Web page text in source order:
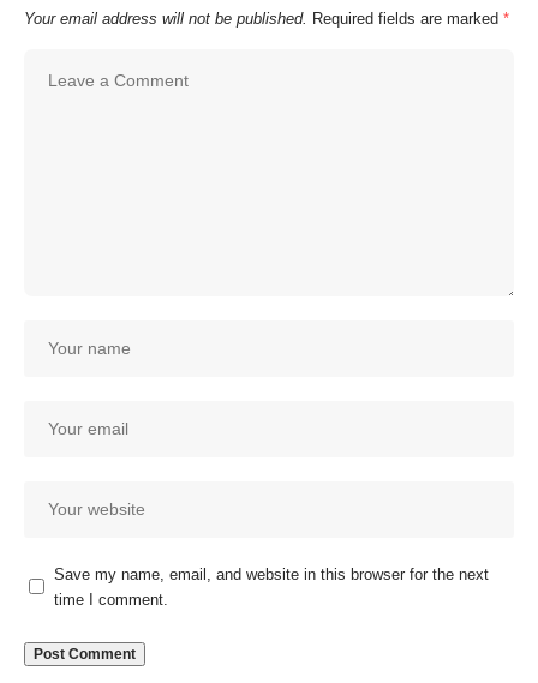
Your email address will not be published. Required fields are marked *
Save my name, email, and website in this browser for the next
time I comment.